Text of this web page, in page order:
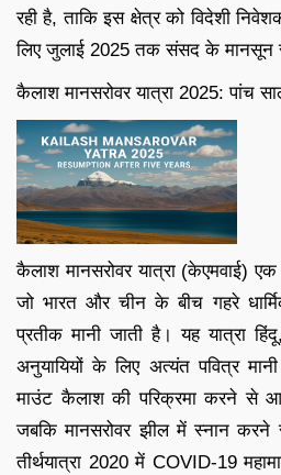
रही है, ताकि इस क्षेत्र को विदेशी
लिए जुलाई 2025 तक संसद के मानसून
कैलाश मानसरोवर यात्रा 2025: पांच
कैलाश मानसरोवर यात्रा (केएमवाई) एक
जो भारत और चीन के बीच गहरे
प्रतीक मानी जाती है। यह यात्रा
अनुयायियों के लिए अत्यंत पवित्र
माउंट कैलाश की परिक्रमा करने से
जबकि मानसरोवर झील में स्नान
तीर्थयात्रा 2020 में COVID-19